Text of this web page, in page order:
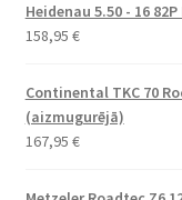
Heidenau 5.50 - 16 82P
158,95 €
Continental TKC 70
(aizmugurējā)
167,95 €